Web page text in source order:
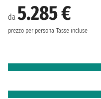
da 5.285 €
prezzo per persona Tasse incluse